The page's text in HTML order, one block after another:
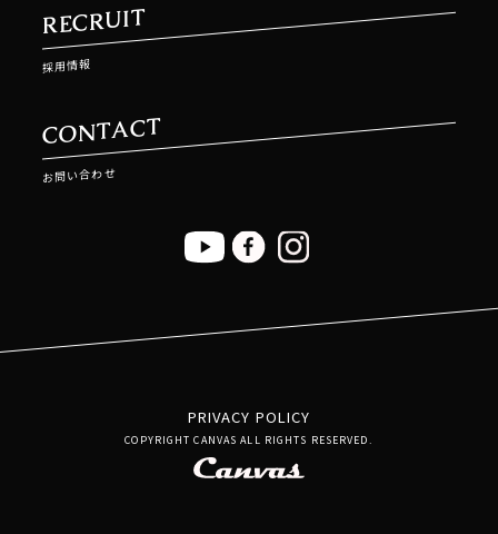
RECRUIT
採用情報
CONTACT
お問い合わせ
PRIVACY POLICY
COPYRIGHT CANVAS ALL RIGHTS RESERVED.